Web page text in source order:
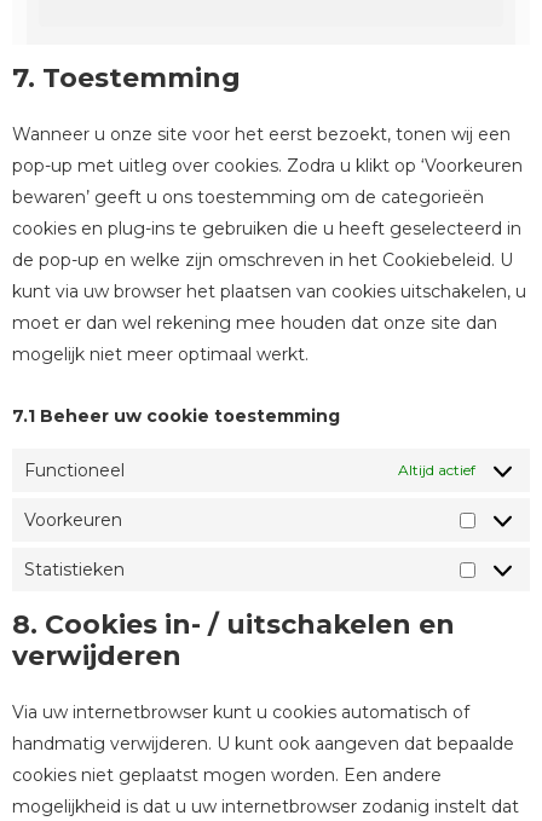
7. Toestemming
Wanneer u onze site voor het eerst bezoekt, tonen wij een
pop-up met uitleg over cookies. Zodra u klikt op ‘Voorkeuren
bewaren’ geeft u ons toestemming om de categorieën
cookies en plug-ins te gebruiken die u heeft geselecteerd in
de pop-up en welke zijn omschreven in het Cookiebeleid. U
kunt via uw browser het plaatsen van cookies uitschakelen, u
moet er dan wel rekening mee houden dat onze site dan
mogelijk niet meer optimaal werkt.
7.1 Beheer uw cookie toestemming
Functioneel Altijd actief
Voorkeuren
Statistieken
8. Cookies in- / uitschakelen en
verwijderen
Via uw internetbrowser kunt u cookies automatisch of
handmatig verwijderen. U kunt ook aangeven dat bepaalde
cookies niet geplaatst mogen worden. Een andere
mogelijkheid is dat u uw internetbrowser zodanig instelt dat